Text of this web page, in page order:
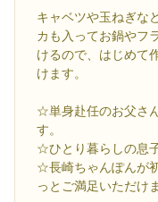
キャベツや玉ねぎな
カも入ってお鍋やフ
けるので、はじめて
けます。
☆単身赴任のお父さ
す。
☆ひとり暮らしの息
☆長崎ちゃんぽんが
っとご満足いただけ